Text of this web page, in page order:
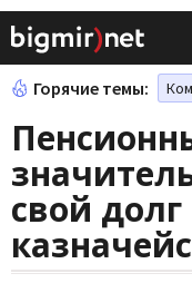
Горячие темы:
свой